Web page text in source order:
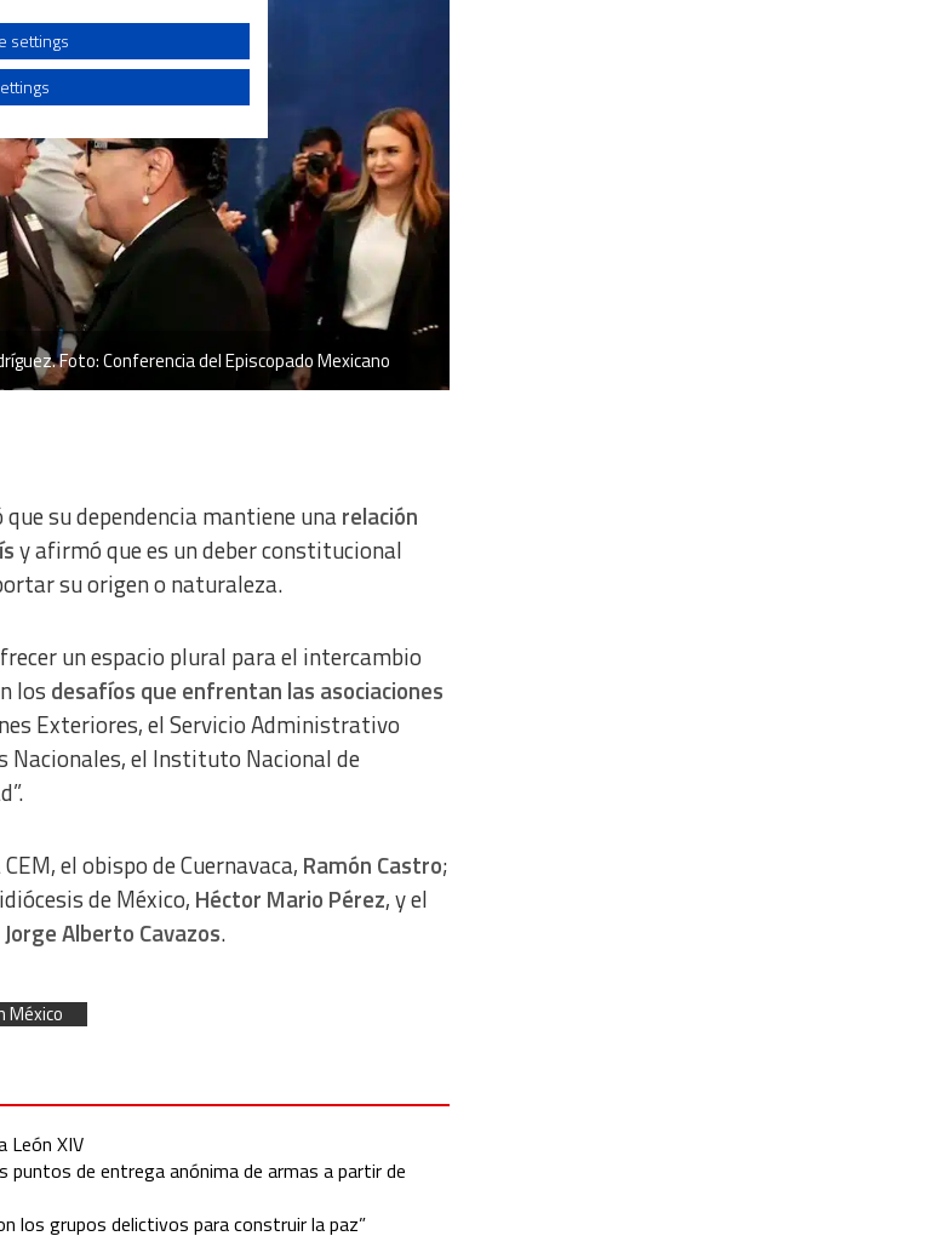
Foto: Conferencia del Episcopado Mexicano
su dependencia mantiene unarelación
y afirmó que es un deber constitucional
su origen o naturaleza.
un espacio plural para el intercambio
los desafíos que enfrentan las asociaciones
Exteriores, el Servicio Administrativo
el Instituto Nacional de
el obispo de Cuernavaca, Ramón Castro;
de México, Héctor Mario Pérez, y el
Jorge Alberto Cavazos.
México
León XIV
puntos de entrega anónima de armas a partir de
los grupos delictivos para construir la paz”
settings